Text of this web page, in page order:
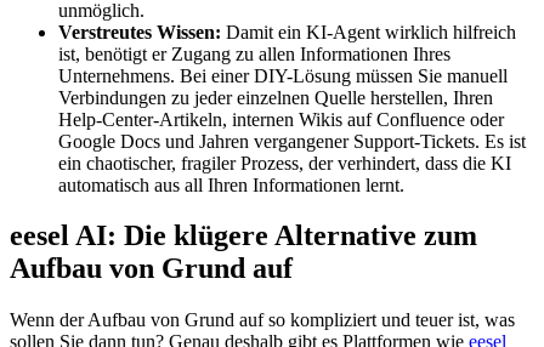
unmöglich.
Verstreutes Wissen: Damit ein KI-Agent wirklich hilfreich
ist, benötigt er Zugang zu allen Informationen Ihres
Unternehmens. Bei einer DIY-Lösung müssen Sie manuell
Verbindungen zu jeder einzelnen Quelle herstellen, Ihren
Help-Center-Artikeln, internen Wikis auf Confluence oder
Google Docs und Jahren vergangener Support-Tickets. Es ist
ein chaotischer, fragiler Prozess, der verhindert, dass die KI
automatisch aus all Ihren Informationen lernt.
eesel AI: Die klügere Alternative zum
Aufbau von Grund auf
Wenn der Aufbau von Grund auf so kompliziert und teuer ist, was
sollen Sie dann tun? Genau deshalb gibt es Plattformen wie eesel